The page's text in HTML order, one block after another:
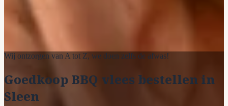
Wij ontzorgen van A tot Z, we doen zelfs de afwas!
Goedkoop BBQ vlees bestellen in
Sleen